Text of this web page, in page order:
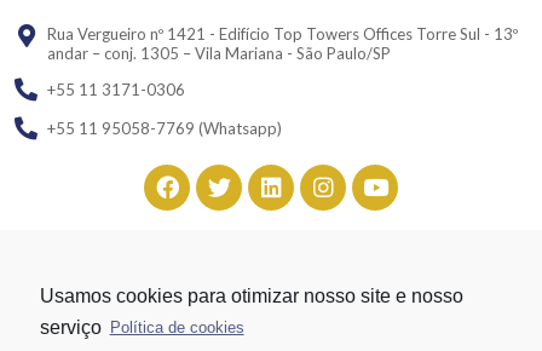
Rua Vergueiro nº 1421 - Edifício Top Towers Offices Torre Sul - 13º
andar – conj. 1305 – Vila Mariana - São Paulo/SP
+55 11 3171-0306
+55 11 95058-7769 (Whatsapp)
Desenvolvido por
Usamos cookies para otimizar nosso site e nosso
serviço Política de cookies